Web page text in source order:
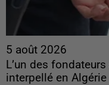
5 août 2026
L’un des
interpellé en Algérie